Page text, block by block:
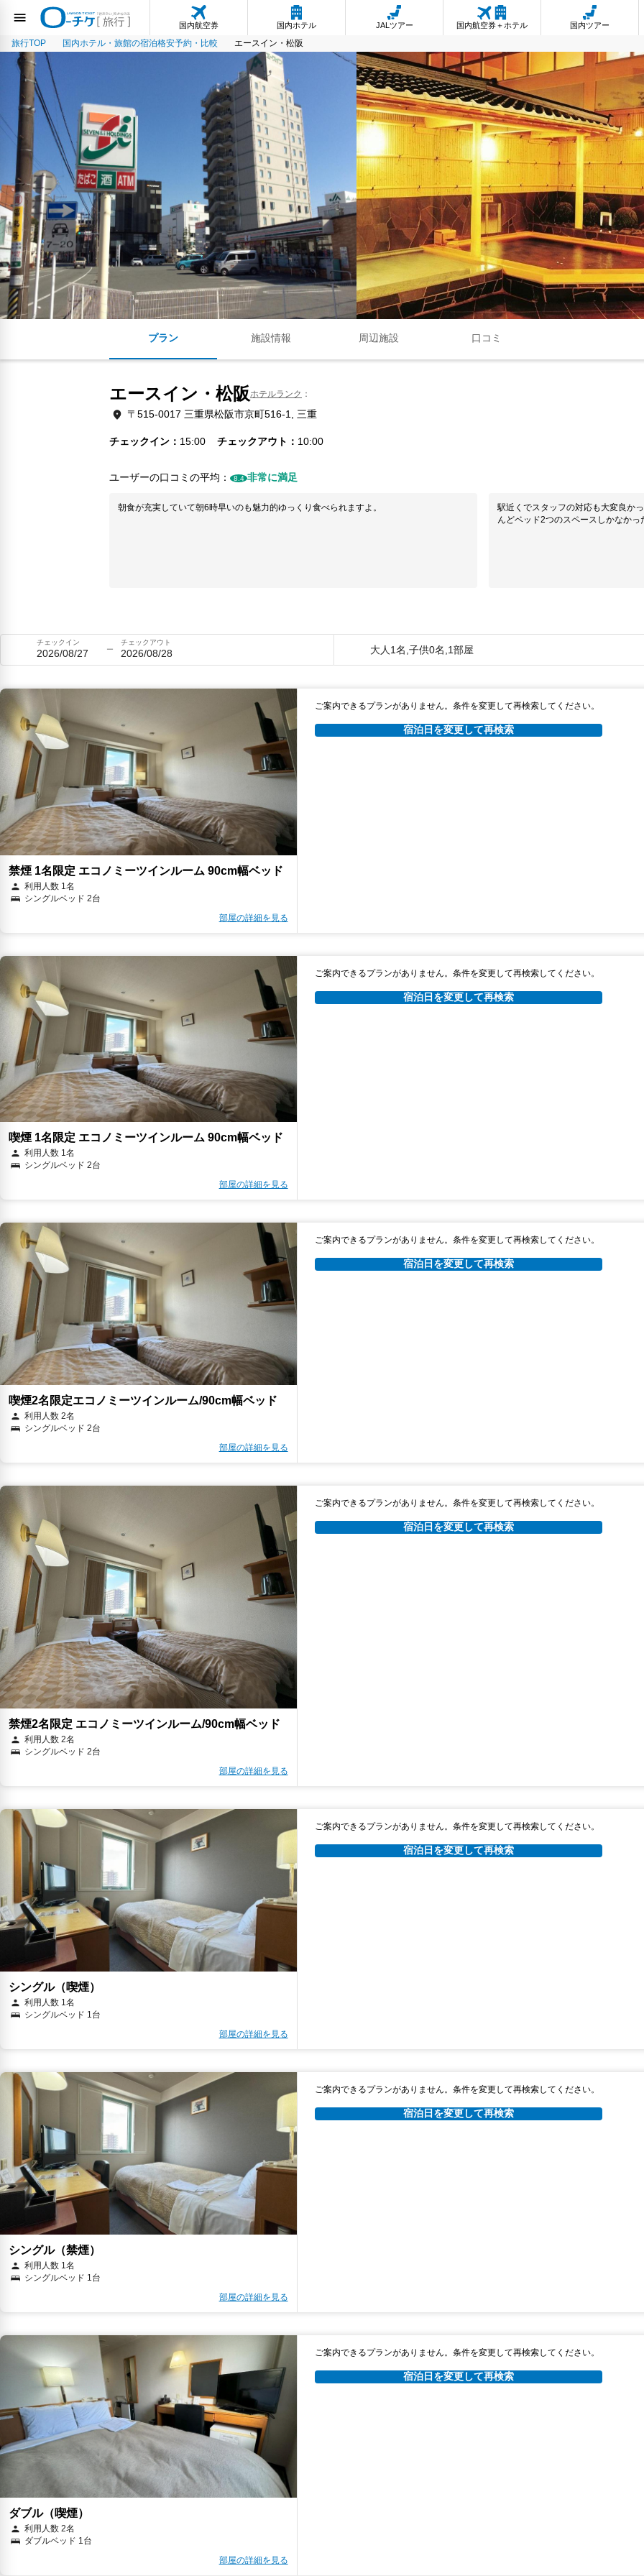
国内航空券 国内ホテル JALツアー 国内航空券＋ホテル 国内ツアー
旅行TOP 国内ホテル・旅館の宿泊格安予約・比較 エースイン・松阪
プラン 施設情報 周辺施設 口コミ
エースイン・松阪 ホテルランク
〒515-0017 三重県松阪市京町516-1, 三重
チェックイン 15:00 チェックアウト 10:00
ユーザーの口コミの平均： 8.4 非常に満足
朝食が充実していて朝6時早いのも魅力的ゆっくり食べられますよ。
駅近くでスタッフの対応も大変良か
んどベッド2つのスペースしかなかっ
チェックイン
2026/08/27
チェックアウト
2026/08/28 大人1名,子供0名,1部屋
禁煙 1名限定 エコノミーツインルーム 90cm幅ベッド
利用人数 1名
シングルベッド 2台
部屋の詳細を見る
ご案内できるプランがありません。条件を変更して再検索してください。
宿泊日を変更して再検索
喫煙 1名限定 エコノミーツインルーム 90cm幅ベッド
利用人数 1名
シングルベッド 2台
部屋の詳細を見る
ご案内できるプランがありません。条件を変更して再検索してください。
宿泊日を変更して再検索
喫煙2名限定エコノミーツインルーム/90cm幅ベッド
利用人数 2名
シングルベッド 2台
部屋の詳細を見る
ご案内できるプランがありません。条件を変更して再検索してください。
宿泊日を変更して再検索
禁煙2名限定 エコノミーツインルーム/90cm幅ベッド
利用人数 2名
シングルベッド 2台
部屋の詳細を見る
ご案内できるプランがありません。条件を変更して再検索してください。
宿泊日を変更して再検索
シングル（喫煙）
利用人数 1名
シングルベッド 1台
部屋の詳細を見る
ご案内できるプランがありません。条件を変更して再検索してください。
宿泊日を変更して再検索
シングル（禁煙）
利用人数 1名
シングルベッド 1台
部屋の詳細を見る
ご案内できるプランがありません。条件を変更して再検索してください。
宿泊日を変更して再検索
ダブル（喫煙）
利用人数 2名
ダブルベッド 1台
部屋の詳細を見る
ご案内できるプランがありません。条件を変更して再検索してください。
宿泊日を変更して再検索